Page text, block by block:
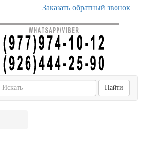
Заказать обратный звонок
Найти